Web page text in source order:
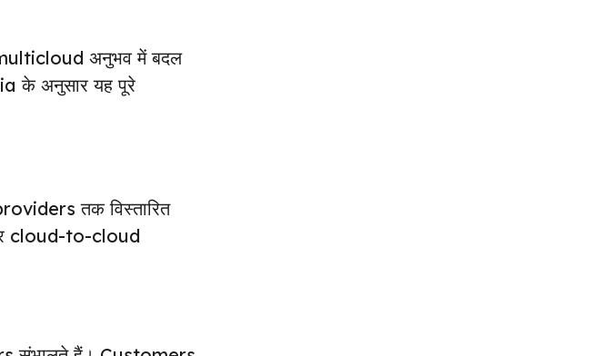
अनुभव में बदल
के अनुसार यह पूरे
तक विस्तारित
cloud-to-cloud